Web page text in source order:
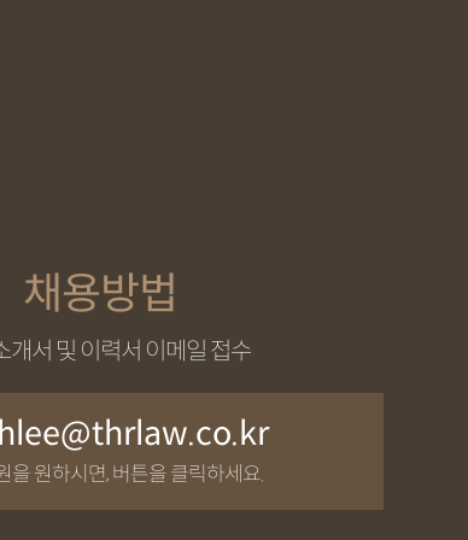
채용방법
개서 및 이력서 이메일 접수
을 원하시면, 버튼을 클릭하세요.